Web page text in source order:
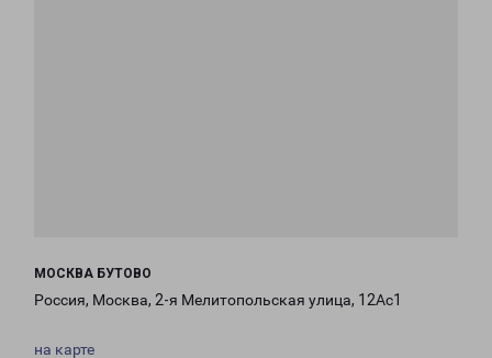
МОСКВА БУТОВО
Россия, Москва, 2-я Мелитопольская улица, 12Ас1
на карте